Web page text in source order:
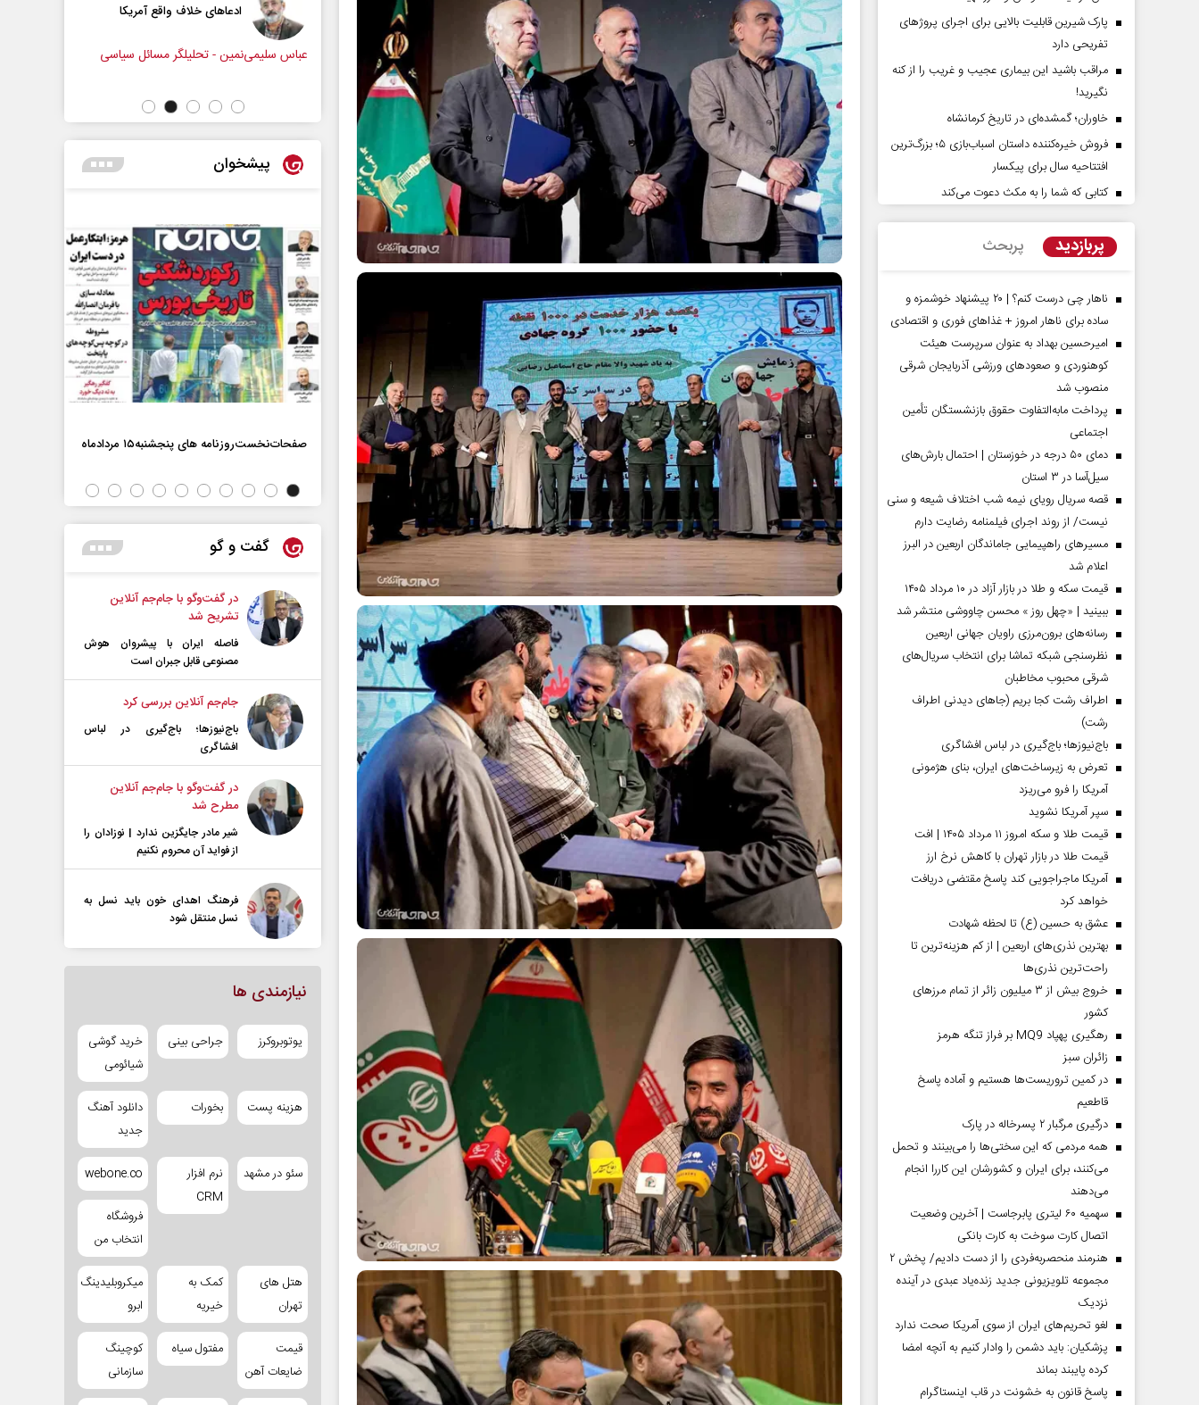
پارک شیرین قابلیت‌ بالایی برای اجرای پروژهای
تفریحی دارد
مراقب باشید این بیماری عجیب و غریب را از کنه
نگیرید!
خاوران؛ گمشده‌ای در تاریخ کرمانشاه
فروش خیره‌کننده داستان اسباب‌بازی ۵؛ بزرگ‌ترین
افتتاحیه سال برای پیکسار
کتابی که شما را به مکث دعوت می‌کند
پربازدید پربحث
ناهار چی درست کنم؟ | ۲۰ پیشنهاد خوشمزه و
ساده برای ناهار امروز + غذاهای فوری و اقتصادی
امیرحسین بهداد به عنوان سرپرست هیئت
کوهنوردی و صعودهای ورزشی آذربایجان شرقی
منصوب شد
پرداخت مابه‌التفاوت حقوق بازنشستگان تأمین
اجتماعی
دمای ۵۰ درجه در خوزستان | احتمال بارش‌های
سیل‌آسا در ۳ استان
قصه سریال رویای نیمه شب اختلاف شیعه و سنی
نیست/ از روند اجرای فیلمنامه رضایت دارم
مسیر‌های راهپیمایی جاماندگان اربعین در البرز
اعلام شد
قیمت سکه و طلا در بازار آزاد در ۱۰ مرداد ۱۴۰۵
ببینید | «چهل روز » محسن چاووشی منتشر شد
رسانه‌های برون‌مرزی راویان جهانی اربعین
نظرسنجی شبکه تماشا برای انتخاب سریال‌های
شرقی محبوب مخاطبان
اطراف رشت کجا بریم (جاهای دیدنی اطراف
رشت)
باج‌نیوزها؛ باج‌گیری در لباس افشاگری
تعرض به زیرساخت‌های ایران، بنای هژمونی
آمریکا را فرو می‌ریزد
سپر آمریکا نشوید
قیمت طلا و سکه امروز ۱۱ مرداد ۱۴۰۵ | افت
قیمت طلا در بازار تهران با کاهش نرخ ارز
آمریکا ماجراجویی کند پاسخ مقتضی دریافت
خواهد کرد
عشق به حسین (ع) تا لحظه شهادت
بهترین نذری‌های اربعین | از کم هزینه‌ترین تا
راحت‌ترین نذری‌ها
خروج بیش از ۳ میلیون زائر از تمام مرز‌های
کشور
رهگیری پهپاد MQ9 بر فراز تنگه هرمز
‌زائران سبز
در کمین تروریست‌ها هستیم و آماده پاسخ
قاطعیم
درگیری مرگبار ۲ پسرخاله در پارک
همه مردمی که این سختی‌ها را می‌بینند و تحمل
می‌کنند، برای ایران و کشورشان این کاررا انجام
می‌دهند
سهمیه ۶۰ لیتری پابرجاست | آخرین وضعیت
اتصال کارت سوخت به کارت بانکی
هنرمند منحصر‌به‌فردی را از دست دادیم/ پخش ۲
مجموعه تلویزیونی جدید زنده‌یاد عبدی در آینده
نزدیک
لغو تحریم‌های ایران از سوی آمریکا صحت ندارد
پزشکیان: باید دشمن را وادار کنیم به آنچه امضا
کرده پایبند بماند
پاسخ قانون به خشونت در قاب اینستاگرام
دکتر حکیمه سقای بی‌ریا - استادیار دانشگاه
تهران
نرگس خانعلی‌زاده - روزنامه‌نگار
دکتر یدالله جوانی - تحلیلگر مسائل سیاسی
ادعا‌های خلاف واقع آمریکا
عباس سلیمی‌نمین - تحلیلگر مسائل سیاسی
پیشخوان
صفحات نخست روزنامه ها‌ی‌سه‌شنبه ۶ مردادماه صفحات نخست روزنامه ها‌ی یکشنبه ۴ مردادماه صفحات نخست روزنامه ها‌ی شنبه ۳ مردادماه صفحات‌نخست‌روزنامه ها‌ی پنجشنبه‌۱۵ مردادماه
گفت و گو
در گفت‌و‌گو با جام‌جم آنلاین
تشریح شد
فاصله ایران با پیشرو‌ان هوش
مصنوعی قابل جبران است
جام‌جم آنلاین بررسی کرد
باج‌نیوزها؛ باج‌گیری در لباس
افشاگری
در گفت‌و‌گو با جام‌جم آنلاین
مطرح شد
شیر مادر جایگزین ندارد | نوزادان را
از فواید آن محروم نکنیم
فرهنگ اهدای خون باید نسل به
نسل منتقل شود
نیازمندی ها
یوتوبروکرز جراحی بینی
خرید گوشی
شیائومی
هزینه پست بخورات
دانلود آهنگ
جدید
سئو در مشهد
نرم افزار
CRM
webone.co
فروشگاه
انتخاب من
هتل های
تهران
کمک به
خیریه
میکروبلیدینگ
ابرو
قیمت
ضایعات آهن
مفتول سیاه
کوچینگ
سازمانی